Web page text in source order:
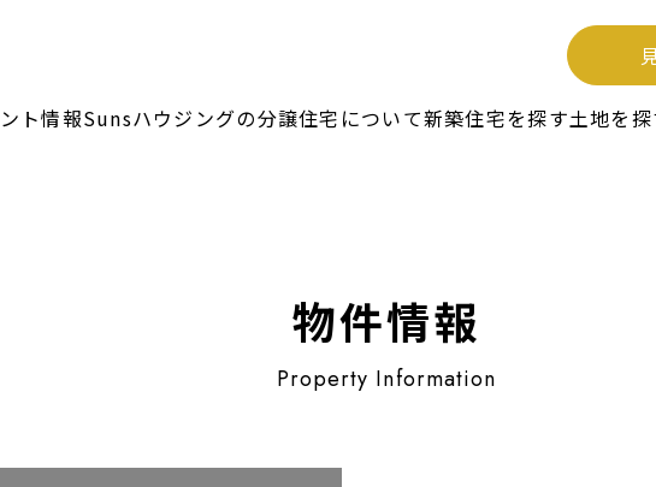
ト情報Sunsハウジングの分譲住宅について新築住宅を探す土地を
物件情報